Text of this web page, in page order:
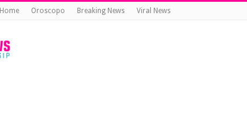
Home Oroscopo Breaking News Viral News